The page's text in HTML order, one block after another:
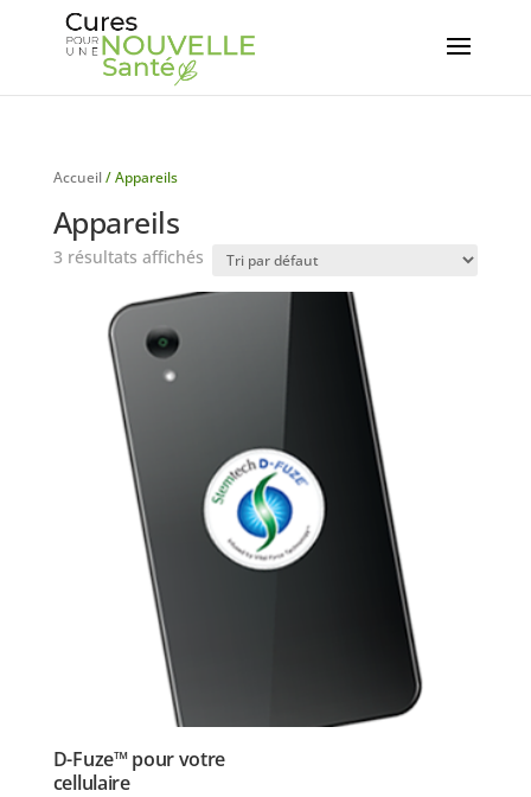
Accueil/ Appareils
Appareils
3 résultats affichés
D-Fuze™ pour votre
cellulaire